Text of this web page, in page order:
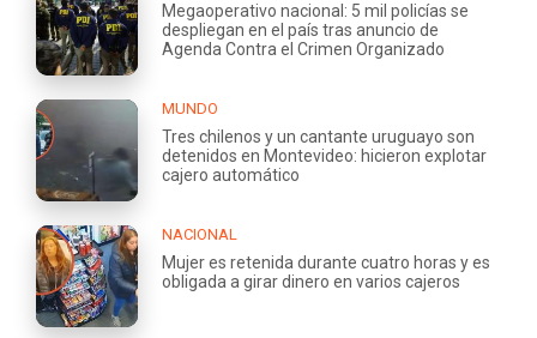
Megaoperativo nacional: 5 mil policías se
despliegan en el país tras anuncio de
Agenda Contra el Crimen Organizado
MUNDO
Tres chilenos y un cantante uruguayo son
detenidos en Montevideo: hicieron explotar
cajero automático
NACIONAL
Mujer es retenida durante cuatro horas y es
obligada a girar dinero en varios cajeros